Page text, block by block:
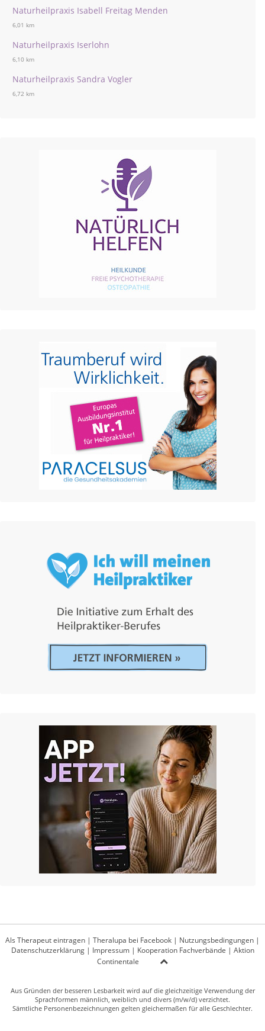
Naturheilpraxis Isabell Freitag Menden
6,01 km
Naturheilpraxis Iserlohn
6,10 km
Naturheilpraxis Sandra Vogler
6,72 km
Als Therapeut eintragen | Theralupa bei Facebook | Nutzungsbedingungen |
Datenschutzerklärung| Impressum| Kooperation Fachverbände | Aktion
Continentale
Aus Gründen der besseren Lesbarkeit wird auf die gleichzeitige Verwendung der
Sprachformen männlich, weiblich und divers (m/w/d) verzichtet.
Sämtliche Personenbezeichnungen gelten gleichermaßen für alle Geschlechter.